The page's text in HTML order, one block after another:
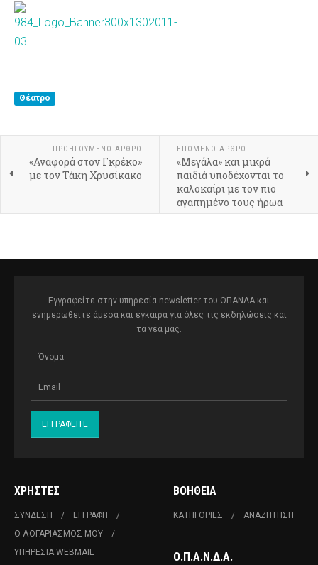
Θέατρο
ΠΡΟΗΓΟΎΜΕΝΟ ΆΡΘΡΟ
«Αναφορά στον Γκρέκο»
με τον Τάκη Χρυσίκακο
ΕΠΌΜΕΝΟ ΆΡΘΡΟ
«Μεγάλα» και μικρά
παιδιά υποδέχονται το
καλοκαίρι με τον πιο
αγαπημένο τους ήρωα
Εγγραφείτε στην υπηρεσία newsletter του ΟΠΑΝΔΑ και
ενημερωθείτε άμεσα και έγκαιρα για όλες τις εκδηλώσεις και
τα νέα μας.
ΧΡΉΣΤΕΣ
ΣΎΝΔΕΣΗ
ΕΓΓΡΑΦΉ
Ο ΛΟΓΑΡΙΑΣΜΌΣ ΜΟΥ
ΥΠΗΡΕΣΊΑ WEBMAIL
ΒΟΉΘΕΙΑ
ΚΑΤΗΓΟΡΊΕΣ ΑΝΑΖΉΤΗΣΗ
Ο.Π.Α.Ν.Δ.Α.